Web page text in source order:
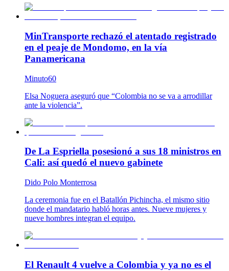
MinTransporte rechazó el atentado registrado
en el peaje de Mondomo, en la vía
Panamericana
Minuto60
Elsa Noguera aseguró que “Colombia no se va a arrodillar
ante la violencia”.
De La Espriella posesionó a sus 18 ministros en
Cali: así quedó el nuevo gabinete
Dido Polo Monterrosa
La ceremonia fue en el Batallón Pichincha, el mismo sitio
donde el mandatario habló horas antes. Nueve mujeres y
nueve hombres integran el equipo.
El Renault 4 vuelve a Colombia y ya no es el